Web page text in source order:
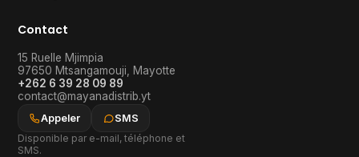
Contact
15 Ruelle Mjimpia
97650 Mtsangamouji
Mayotte
+262 6 39 28 09 89
contact@mayanadistrib.yt
Appeler
SMS
Disponible par e-mail, téléphone et
SMS.